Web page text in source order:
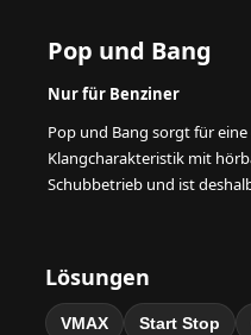
Pop und Bang
Nur für Benziner
Pop und Bang sorgt für
Klangcharakteristik mit
Schubbetrieb und ist
Lösungen
VMAX Start Stop